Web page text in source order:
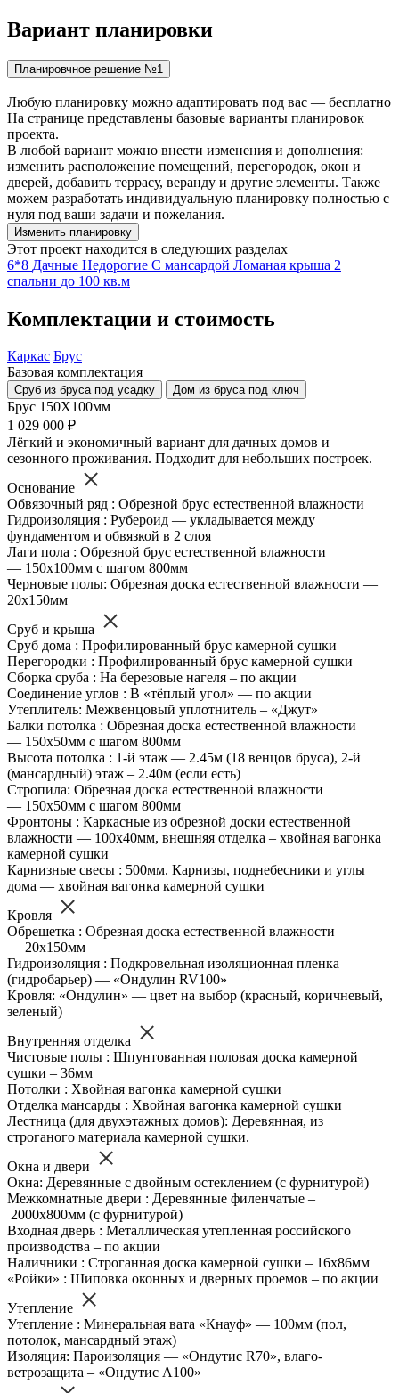
Вариант планировки
Планировчное решение №1
Любую планировку можно адаптировать под вас — бесплатно
На странице представлены базовые варианты планировок
проекта.
В любой вариант можно внести изменения и дополнения:
изменить расположение помещений, перегородок, окон и
дверей, добавить террасу, веранду и другие элементы. Также
можем разработать индивидуальную планировку полностью с
нуля под ваши задачи и пожелания.
Изменить планировку
Этот проект находится в следующих разделах
6*8 Дачные Недорогие С мансардой Ломаная крыша 2
спальни до 100 кв.м
Комплектации и стоимость
Каркас Брус
Базовая комплектация
Сруб из бруса под усадку Дом из бруса под ключ
Брус 150Х100мм
1 029 000 ₽
Лёгкий и экономичный вариант для дачных домов и
сезонного проживания. Подходит для небольших построек.
Основание
Обвязочный ряд : Обрезной брус естественной влажности
Гидроизоляция : Рубероид — укладывается между
фундаментом и обвязкой в 2 слоя
Лаги пола : Обрезной брус естественной влажности
— 150х100мм с шагом 800мм
Черновые полы: Обрезная доска естественной влажности —
20х150мм
Сруб и крыша
Сруб дома : Профилированный брус камерной сушки
Перегородки : Профилированный брус камерной сушки
Сборка сруба : На березовые нагеля – по акции
Соединение углов : В «тёплый угол» — по акции
Утеплитель: Межвенцовый уплотнитель – «Джут»
Балки потолка : Обрезная доска естественной влажности
— 150х50мм с шагом 800мм
Высота потолка : 1-й этаж — 2.45м (18 венцов бруса), 2-й
(мансардный) этаж – 2.40м (если есть)
Стропила: Обрезная доска естественной влажности
— 150х50мм с шагом 800мм
Фронтоны : Каркасные из обрезной доски естественной
влажности — 100х40мм, внешняя отделка – хвойная вагонка
камерной сушки
Карнизные свесы : 500мм. Карнизы, поднебесники и углы
дома — хвойная вагонка камерной сушки
Кровля
Обрешетка : Обрезная доска естественной влажности
— 20х150мм
Гидроизоляция : Подкровельная изоляционная пленка
(гидробарьер) — «Ондулин RV100»
Кровля: «Ондулин» — цвет на выбор (красный, коричневый,
зеленый)
Внутренняя отделка
Чистовые полы : Шпунтованная половая доска камерной
сушки – 36мм
Потолки : Хвойная вагонка камерной сушки
Отделка мансарды : Хвойная вагонка камерной сушки
Лестница (для двухэтажных домов): Деревянная, из
строганого материала камерной сушки.
Окна и двери
Окна: Деревянные с двойным остеклением (с фурнитурой)
Межкомнатные двери : Деревянные филенчатые –
2000х800мм (с фурнитурой)
Входная дверь : Металлическая утепленная российского
производства – по акции
Наличники : Строганная доска камерной сушки – 16х86мм
«Ройки» : Шиповка оконных и дверных проемов – по акции
Утепление
Утепление : Минеральная вата «Кнауф» — 100мм (пол,
потолок, мансардный этаж)
Изоляция: Пароизоляция — «Ондутис R70», влаго-
ветрозащита – «Ондутис А100»